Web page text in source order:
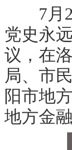
7月23
党史永
议，在
局、市
阳市地
地方金